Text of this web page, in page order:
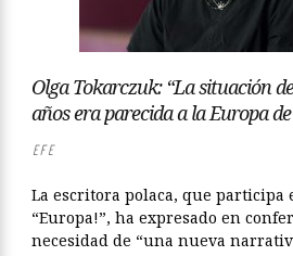
Olga Tokarczuk: “La situación
años era parecida a la Europa
EFE
La escritora polaca, que participa
“Europa!”, ha expresado en
necesidad de “una nueva